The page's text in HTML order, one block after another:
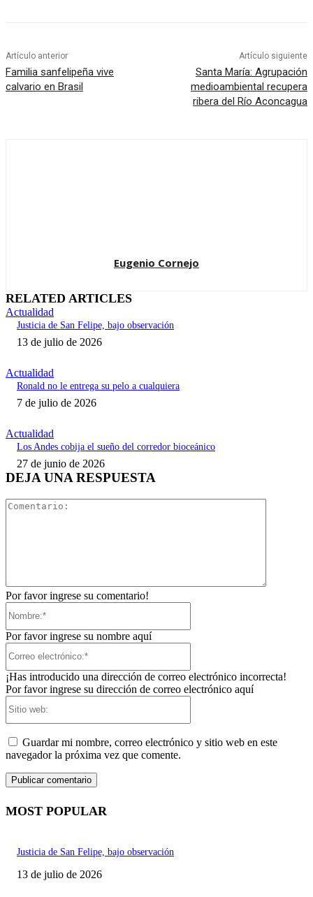
Artículo anterior
Familia sanfelipeña vive
calvario en Brasil
Artículo siguiente
Santa María: Agrupación
medioambiental recupera
ribera del Río Aconcagua
Eugenio Cornejo
RELATED ARTICLES
Actualidad
Justicia de San Felipe, bajo observación
13 de julio de 2026
Actualidad
Ronald no le entrega su pelo a cualquiera
7 de julio de 2026
Actualidad
Los Andes cobija el sueño del corredor bioceánico
27 de junio de 2026
DEJA UNA RESPUESTA
Por favor ingrese su comentario!
Por favor ingrese su nombre aquí
¡Has introducido una dirección de correo electrónico incorrecta!
Por favor ingrese su dirección de correo electrónico aquí
Guardar mi nombre, correo electrónico y sitio web en este
navegador la próxima vez que comente.
MOST POPULAR
Justicia de San Felipe, bajo observación
13 de julio de 2026